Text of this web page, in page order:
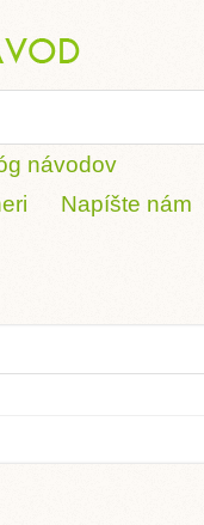
návodov
Napíšte nám